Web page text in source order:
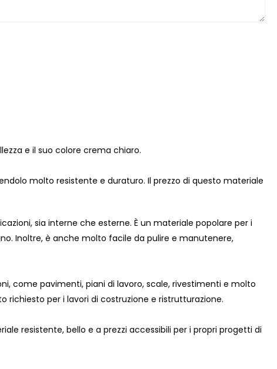
e il suo colore crema chiaro.
molto resistente e duraturo. Il prezzo di questo materiale
sia interne che esterne. È un materiale popolare per i
Inoltre, è anche molto facile da pulire e manutenere,
come pavimenti, piani di lavoro, scale, rivestimenti e molto
richiesto per i lavori di costruzione e ristrutturazione.
resistente, bello e a prezzi accessibili per i propri progetti di